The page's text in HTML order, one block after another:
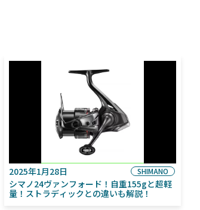
2025年1月28日 SHIMANO
シマノ24ヴァンフォード！自重155gと超軽
量！ストラディックとの違いも解説！